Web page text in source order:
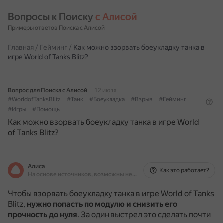
Вопросы к Поиску с Алисой
Примеры ответов Поиска с Алисой
Главная / Гейминг / Как можно взорвать боеукладку танка в
игре World of Tanks Blitz?
Вопрос для Поиска с Алисой
12 июля
#WorldofTanksBlitz
#Танк #Боеукладка #Взрыв
#Гейминг
#Игры
#Помощь
Как можно взорвать боеукладку танка в игре World
of Tanks Blitz?
Алиса
На основе источников, возможны неточности
Как это работает?
Чтобы взорвать боеукладку танка в игре World of Tanks
Blitz, нужно попасть по модулю и снизить его
прочность до нуля. За один выстрел это сделать почти